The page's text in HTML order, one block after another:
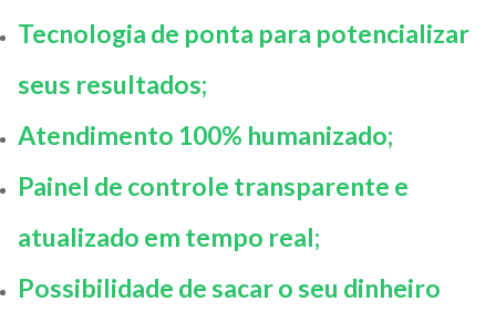
Tecnologia de ponta para potencializar
seus resultados;
Atendimento 100% humanizado;
Painel de controle transparente e
atualizado em tempo real;
Possibilidade de sacar o seu dinheiro